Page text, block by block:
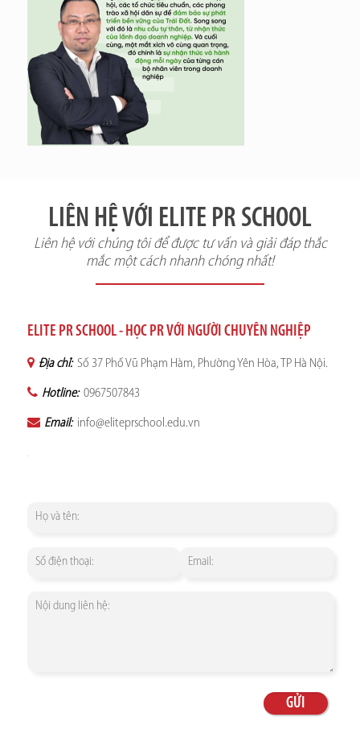
LIÊN HỆ VỚI ELITE PR SCHOOL
Liên hệ với chúng tôi để được tư vấn và giải đáp thắc
mắc một cách nhanh chóng nhất!
ELITE PR SCHOOL - HỌC PR VỚI NGƯỜI CHUYÊN NGHIỆP
Địa chỉ: Số 37 Phố Vũ Phạm Hàm, Phường Yên Hòa, TP Hà Nội.
Hotline: 0967507843
Email: info@eliteprschool.edu.vn